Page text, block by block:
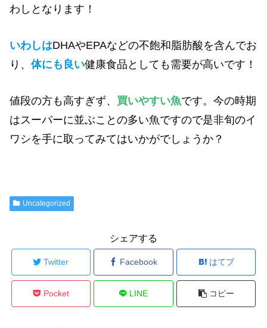
わしとなります！
いわしはDHAやEPAなどの不飽和脂肪酸を含んでお
り、 体にも良い健康食品としても需要が高いです！
値段の方も高すぎず、 買いやすい魚です。今の時期
はスーパーに並ぶことの多い魚ですので是非旬のイ
ワシを手に取ってみてはいかがでしょうか？
Uncategorized
シェアする
Twitter Facebook はてブ
Pocket LINE コピー